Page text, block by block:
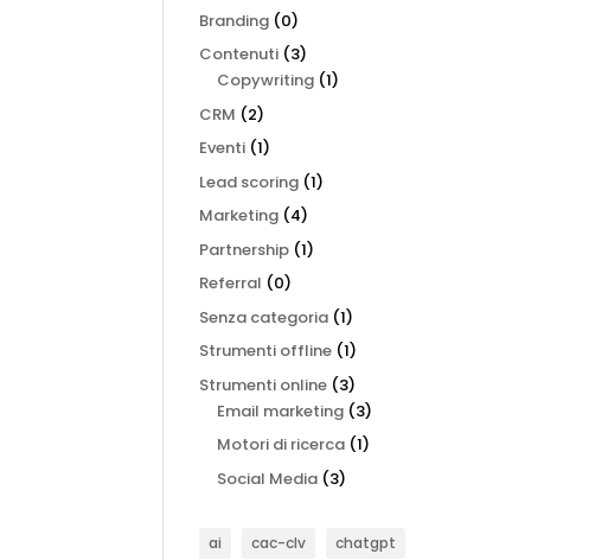
Branding (0)
Contenuti (3)
Copywriting (1)
CRM (2)
Eventi (1)
Lead scoring (1)
Marketing (4)
Partnership (1)
Referral (0)
Senza categoria (1)
Strumenti offline (1)
Strumenti online (3)
Email marketing (3)
Motori di ricerca (1)
Social Media (3)
ai cac-clv
chatgpt